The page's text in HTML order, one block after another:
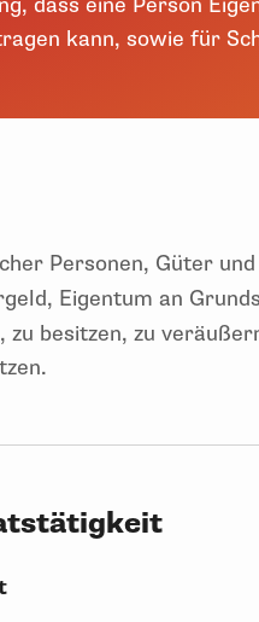
kann, sowie für
Personen, Güter und
Eigentum an
besitzen, zu